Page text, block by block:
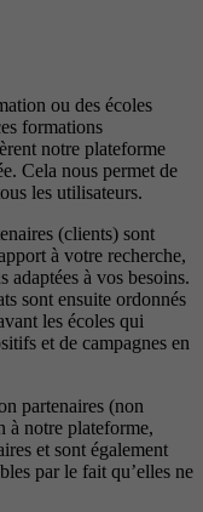
ou des écoles
formations
notre plateforme
Cela nous permet de
les utilisateurs.
(clients) sont
à votre recherche,
adaptées à vos besoins.
sont ensuite ordonnés
les écoles qui
et de campagnes en
partenaires (non
à notre plateforme,
et sont également
par le fait qu’elles ne